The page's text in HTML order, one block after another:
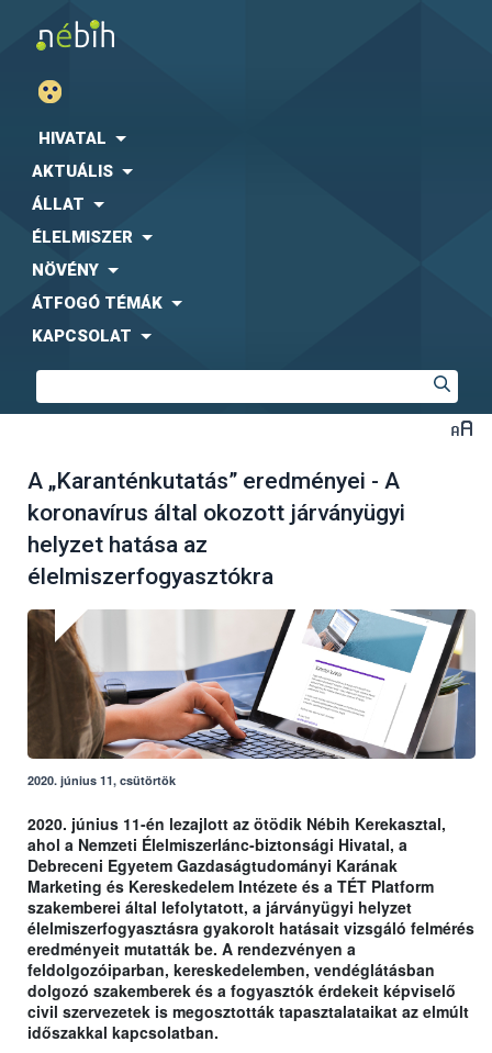
HIVATAL
AKTUÁLIS
ÁLLAT
ÉLELMISZER
NÖVÉNY
ÁTFOGÓ TÉMÁK
KAPCSOLAT
A „Karanténkutatás” eredményei - A
koronavírus által okozott járványügyi
helyzet hatása az
élelmiszerfogyasztókra
2020. június 11, csütörtök
2020. június 11-én lezajlott az ötödik Nébih Kerekasztal,
ahol a Nemzeti Élelmiszerlánc-biztonsági Hivatal, a
Debreceni Egyetem Gazdaságtudományi Karának
Marketing és Kereskedelem Intézete és a TÉT Platform
szakemberei által lefolytatott, a járványügyi helyzet
élelmiszerfogyasztásra gyakorolt hatásait vizsgáló felmérés
eredményeit mutatták be. A rendezvényen a
feldolgozóiparban, kereskedelemben, vendéglátásban
dolgozó szakemberek és a fogyasztók érdekeit képviselő
civil szervezetek is megosztották tapasztalataikat az elmúlt
időszakkal kapcsolatban.